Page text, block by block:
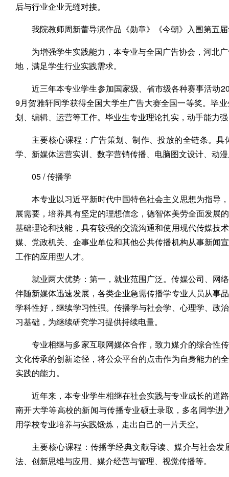
后与行业企业无缝对接。
我院教师周新蕾导演作品《勋章》《今朝》入围第五
为增强学生实践能力，本专业与全国广告协会，河北
地，满足学生行业实践需求。
近三年本专业学生参加国家级、省市级各种赛事活动
9月贺雅轩同学获得全国大学生广告大赛全国一等奖。毕
划、编辑、运营等工作。毕业生专业理论扎实，动手能力
主要核心课程：广告策划、制作、投放的全链条。
学、新媒体运营实训、数字营销传播、电脑图文设计、动
05 / 传播学
本专业以习近平新时代中国特色社会主义思想为指导
展需要，培养具有坚定的理想信念，德智体美劳全面发展
基础理论和技能，具有较强的交流沟通和使用现代传媒技
媒、党政机关、企事业单位和其他公共传播机构从事新闻
工作的应用型人才。
就业两大优势：第一，就业范围广泛。传媒公司、网
伴随新媒体迅速发展，各类企业急需传播学专业人员从事
学科性好，继续学习性强。传播学与社会学、心理学、政
习基础，为继续研究学习提供持续电量。
专业相继与多家互联网媒体合作，致力媒介的综合性
文化传承的创新途径，将公众平台的点击作为自身能力的
实践的能力。
近年来，本专业学生相继在社会实践与专业成长的道
南开大学等高校的新闻与传播专业硕士录取，多名同学
用学校专业培养与实践锻炼，走出自己的一片天空。
主要核心课程：传播学经典文献导读、媒介与社会
法、创新思维与应用、媒介经营与管理、视觉传播等。